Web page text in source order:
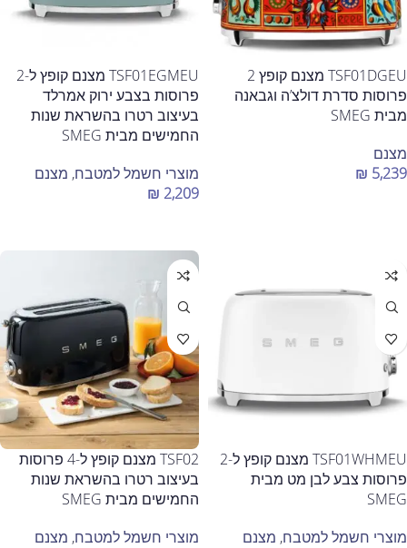
TSF01DGEU מצנם קופץ 2
פרוסות סדרת דולצ’ה וגבאנה
מבית SMEG
מצנם
₪ 5,239
TSF01EGMEU מצנם קופץ ל-2
פרוסות בצבע ירוק אמרלד
בעיצוב רטרו בהשראת שנות
החמישים מבית SMEG
מוצרי חשמל למטבח, מצנם
₪ 2,209
TSF01WHMEU מצנם קופץ ל-2
פרוסות צבע לבן מט מבית
SMEG
מוצרי חשמל למטבח, מצנם
TSF02 מצנם קופץ ל-4 פרוסות
בעיצוב רטרו בהשראת שנות
החמישים מבית SMEG
מוצרי חשמל למטבח, מצנם